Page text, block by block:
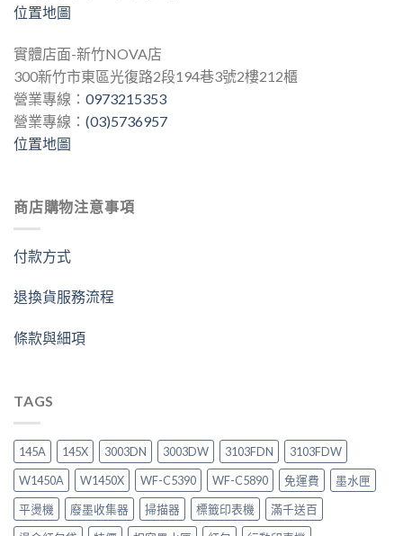
位置地圖
實體店面-新竹NOVA店
300新竹市東區光復路2段194巷3號2樓212櫃
營業專線： 0973215353
營業專線： (03)5736957
位置地圖
商店購物注意事項
付款方式
退換貨服務流程
條款與細項
TAGS
145A 145X 3003DN 3003DW 3103FDN
3103FDW
W1450A
W1450X WF-C5390 WF-C5890 免運費
墨水匣
平燙機
廢墨收集器 掃描器 標籤印表機
滿千送百